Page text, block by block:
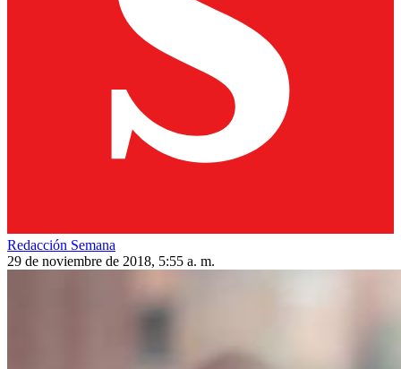
Redacción Semana
29 de noviembre de 2018, 5:55 a. m.